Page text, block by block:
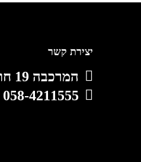
יצירת קשר
המרכבה 19 חולון
058-4211555